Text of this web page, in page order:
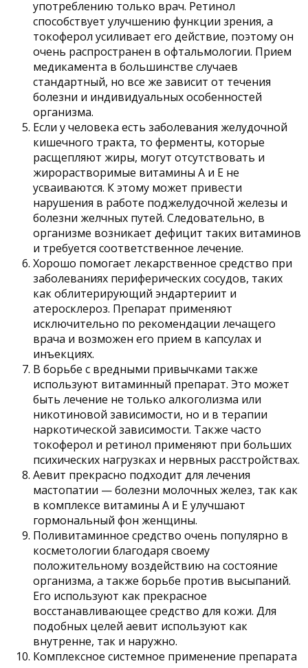
употреблению только врач. Ретинол
способствует улучшению функции зрения, а
токоферол усиливает его действие, поэтому он
очень распространен в офтальмологии. Прием
медикамента в большинстве случаев
стандартный, но все же зависит от течения
болезни и индивидуальных особенностей
организма.
Если у человека есть заболевания желудочной
кишечного тракта, то ферменты, которые
расщепляют жиры, могут отсутствовать и
жирорастворимые витамины А и Е не
усваиваются. К этому может привести
нарушения в работе поджелудочной железы и
болезни желчных путей. Следовательно, в
организме возникает дефицит таких витаминов
и требуется соответственное лечение.
Хорошо помогает лекарственное средство при
заболеваниях периферических сосудов, таких
как облитерирующий эндартериит и
атеросклероз. Препарат применяют
исключительно по рекомендации лечащего
врача и возможен его прием в капсулах и
инъекциях.
В борьбе с вредными привычками также
используют витаминный препарат. Это может
быть лечение не только алкоголизма или
никотиновой зависимости, но и в терапии
наркотической зависимости. Также часто
токоферол и ретинол применяют при больших
психических нагрузках и нервных расстройствах.
Аевит прекрасно подходит для лечения
мастопатии — болезни молочных желез, так как
в комплексе витамины А и Е улучшают
гормональный фон женщины.
Поливитаминное средство очень популярно в
косметологии благодаря своему
положительному воздействию на состояние
организма, а также борьбе против высыпаний.
Его используют как прекрасное
восстанавливающее средство для кожи. Для
подобных целей аевит используют как
внутренне, так и наружно.
Комплексное системное применение препарата